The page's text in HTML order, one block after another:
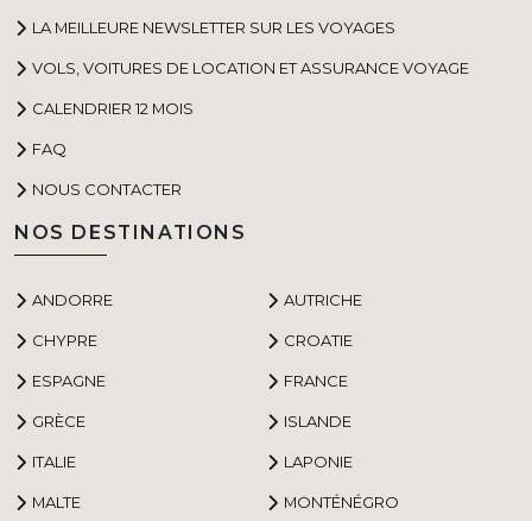
LA MEILLEURE NEWSLETTER SUR LES VOYAGES
VOLS, VOITURES DE LOCATION ET ASSURANCE VOYAGE
CALENDRIER 12 MOIS
FAQ
NOUS CONTACTER
NOS DESTINATIONS
ANDORRE AUTRICHE
CHYPRE CROATIE
ESPAGNE FRANCE
GRÈCE ISLANDE
ITALIE LAPONIE
MALTE MONTÉNÉGRO